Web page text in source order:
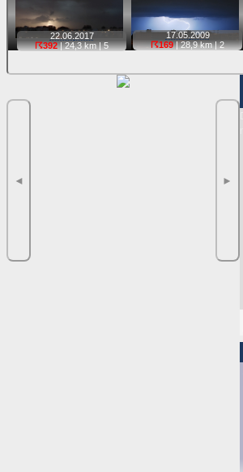
22.06. 2017
☈392| 24,3 km |5
17.05. 2009
☈169| 28,9 km |2
◄ ►